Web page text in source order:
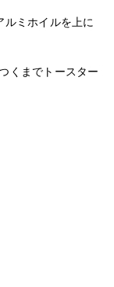
ミホイルを上に
くまでトースター